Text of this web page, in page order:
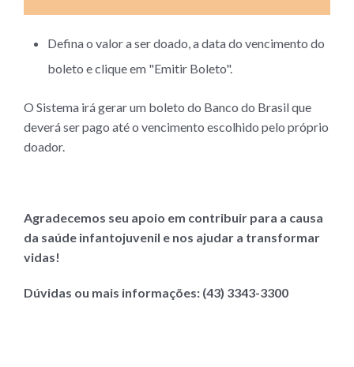
Defina o valor a ser doado, a data do vencimento do
boleto e clique em "Emitir Boleto".
O Sistema irá gerar um boleto do Banco do Brasil que
deverá ser pago até o vencimento escolhido pelo próprio
doador.
Agradecemos seu apoio em contribuir para a causa
da saúde infantojuvenil e nos ajudar a transformar
vidas!
Dúvidas ou mais informações: (43) 3343-3300